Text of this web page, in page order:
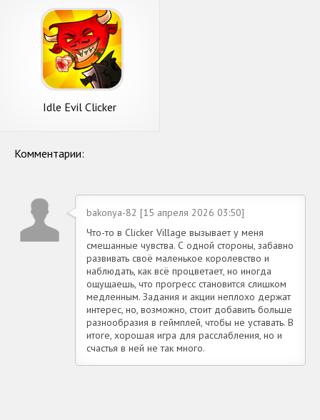
Idle Evil Clicker
Комментарии:
bakonya-82 [15 апреля 2026 03:50]
Что-то в Clicker Village вызывает у меня
смешанные чувства. С одной стороны, забавно
развивать своё маленькое королевство и
наблюдать, как всё процветает, но иногда
ощущаешь, что прогресс становится слишком
медленным. Задания и акции неплохо держат
интерес, но, возможно, стоит добавить больше
разнообразия в геймплей, чтобы не уставать. В
итоге, хорошая игра для расслабления, но и
счастья в ней не так много.